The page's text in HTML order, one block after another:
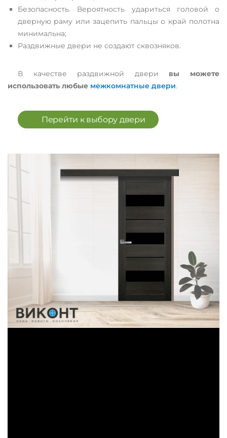
Безопасность. Вероятность удариться головой о
дверную раму или зацепить пальцы о край полотна
минимальна;
Раздвижные двери не создают сквозняков.
В качестве раздвижной двери вы можете
использовать любые межкомнатные двери.
Перейти к выбору двери